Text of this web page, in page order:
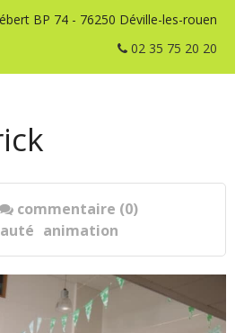
BP 74 - 76250 Déville-les-rouen
02 35 75 20 20
commentaire (0)
animation